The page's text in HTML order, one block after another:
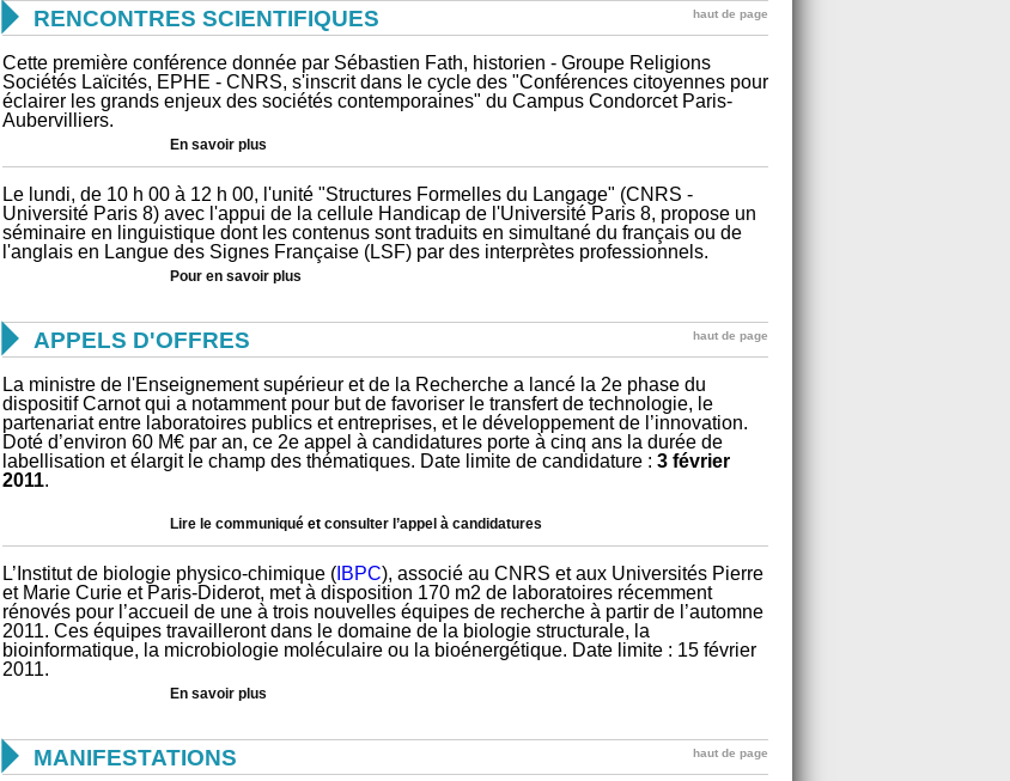
 RENCONTRES SCIENTIFIQUES haut de page
Cette première conférence donnée par Sébastien Fath, historien - Groupe Religions
Sociétés Laïcités, EPHE - CNRS, s'inscrit dans le cycle des "Conférences citoyennes pour
éclairer les grands enjeux des sociétés contemporaines" du Campus Condorcet Paris-
Aubervilliers.
En savoir plus
Le lundi, de 10 h 00 à 12 h 00, l'unité "Structures Formelles du Langage" (CNRS -
Université Paris 8) avec l'appui de la cellule Handicap de l'Université Paris 8, propose un
séminaire en linguistique dont les contenus sont traduits en simultané du français ou de
l'anglais en Langue des Signes Française (LSF) par des interprètes professionnels.
Pour en savoir plus
 APPELS D'OFFRES haut de page
La ministre de l'Enseignement supérieur et de la Recherche a lancé la 2e phase du
dispositif Carnot qui a notamment pour but de favoriser le transfert de technologie, le
partenariat entre laboratoires publics et entreprises, et le développement de l’innovation.
Doté d’environ 60 M€ par an, ce 2e appel à candidatures porte à cinq ans la durée de
labellisation et élargit le champ des thématiques. Date limite de candidature : 3 février
2011.
Lire le communiqué et consulter l’appel à candidatures
L’Institut de biologie physico-chimique ( IBPC), associé au CNRS et aux Universités Pierre
et Marie Curie et Paris-Diderot, met à disposition 170 m2 de laboratoires récemment
rénovés pour l’accueil de une à trois nouvelles équipes de recherche à partir de l’automne
2011. Ces équipes travailleront dans le domaine de la biologie structurale, la
bioinformatique, la microbiologie moléculaire ou la bioénergétique. Date limite : 15 février
2011.
En savoir plus
 MANIFESTATIONS haut de page